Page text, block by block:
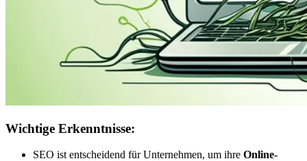
Wichtige Erkenntnisse:
SEO ist entscheidend für Unternehmen, um ihre Online-